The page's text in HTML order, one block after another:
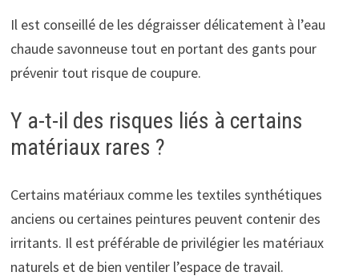
Il est conseillé de les dégraisser délicatement à l’eau
chaude savonneuse tout en portant des gants pour
prévenir tout risque de coupure.
Y a-t-il des risques liés à certains
matériaux rares ?
Certains matériaux comme les textiles synthétiques
anciens ou certaines peintures peuvent contenir des
irritants. Il est préférable de privilégier les matériaux
naturels et de bien ventiler l’espace de travail.